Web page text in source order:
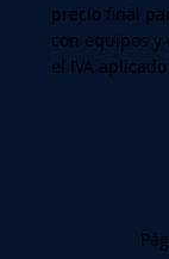
precio final
con equipos y
el IVA